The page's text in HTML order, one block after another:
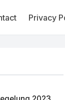
Privacy